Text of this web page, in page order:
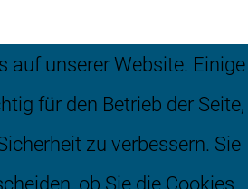
nach oben
auf unserer Website. Einige
für den Betrieb der Seite,
zu verbessern. Sie
ob Sie die Cookies